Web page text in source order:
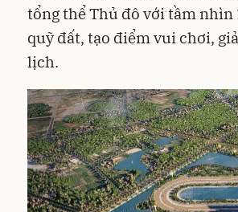
tổng thể Thủ đô với tầm
quỹ đất, tạo điểm vui chơi,
lịch.